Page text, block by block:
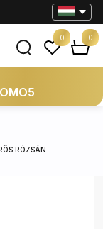
0 0
RÓZSÁN